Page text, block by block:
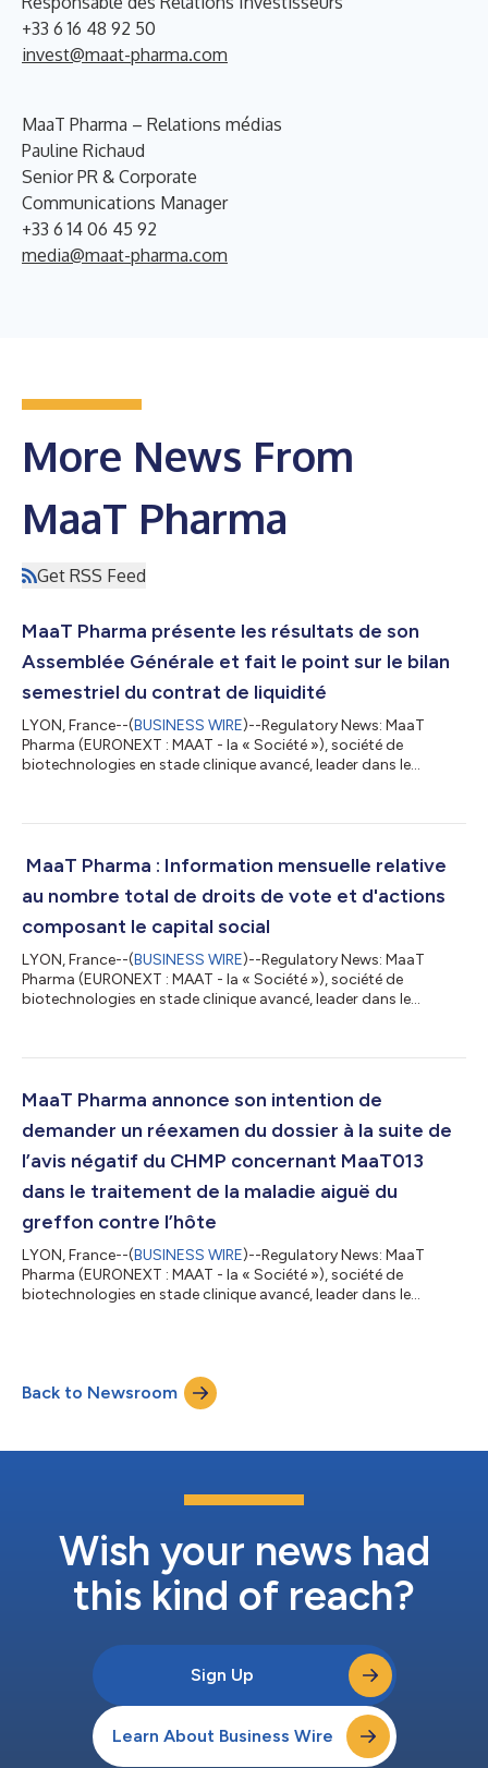
+33 6 16 48 92 50
invest@maat-pharma.com
MaaT Pharma – Relations médias
Pauline Richaud
Senior PR & Corporate
Communications Manager
+33 6 14 06 45 92
media@maat-pharma.com
More News From
MaaT Pharma
Get RSS Feed
MaaT Pharma présente les résultats de son
Assemblée Générale et fait le point sur le bilan
semestriel du contrat de liquidité
LYON, France--(BUSINESS WIRE)--Regulatory News: MaaT
Pharma (EURONEXT : MAAT - la « Société »), société de
biotechnologies en stade clinique avancé, leader dans le
présente les résultats de son Assemblée Générale ordinaire
9h30 dans les locaux de la Société et a été retransmise en
MaaT Pharma : Information mensuelle relative
au nombre total de droits de vote et d'actions
composant le capital social
LYON, France--(BUSINESS WIRE)--Regulatory News: MaaT
Pharma (EURONEXT : MAAT - la « Société »), société de
biotechnologies en stade clinique avancé, leader dans le
grâce à la modulation du système immunitaire, publie le
droits de vote (articles L. 233-8 II du code de commerce et 223-
MaaT Pharma annonce son intention de
demander un réexamen du dossier à la suite de
l’avis négatif du CHMP concernant MaaT013
dans le traitement de la maladie aiguë du
greffon contre l’hôte
LYON, France--(BUSINESS WIRE)--Regulatory News: MaaT
Pharma (EURONEXT : MAAT - la « Société »), société de
biotechnologies en stade clinique avancé, leader dans le
aujourd’hui que le CHMP de l’EMA a adopté un avis négatif sur la
demande d’AMM conditionnelle concernant MaaT013, nom
commercial Xervyteg®, pour le traitement de la...
Back to Newsroom
Wish your news had
this kind of reach?
Sign Up
Learn About Business Wire